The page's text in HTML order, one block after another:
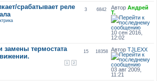
срабатывает реле
3 6842 АвторАндрей
Т.
10 сен 2016,
12:02
замены термостата
1 2
15 18358 АвторTJLEXX
03 авг 2009,
11:21